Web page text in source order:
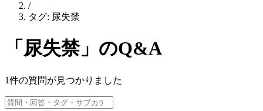
/
タグ: 尿失禁
「 尿失禁」のQ&A
1件の質問が見つかりました